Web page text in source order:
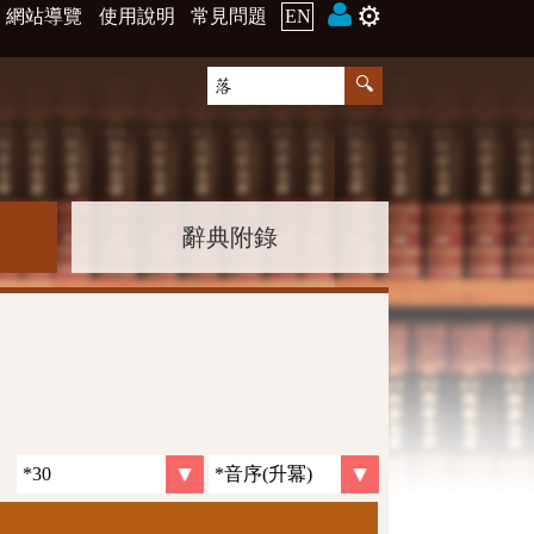
網站導覽 使用說明 常見問題 EN ⚙️
辭典附錄